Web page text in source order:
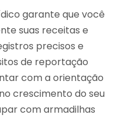
garante que você
suas receitas e
precisos e
de reportação
com a orientação
crescimento do seu
com armadilhas